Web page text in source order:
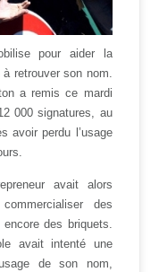
pour aider la
à retrouver son nom.
a remis ce mardi
000 signatures, au
avoir perdu l’usage
avait alors
des
des briquets.
avait intenté une
de son nom,